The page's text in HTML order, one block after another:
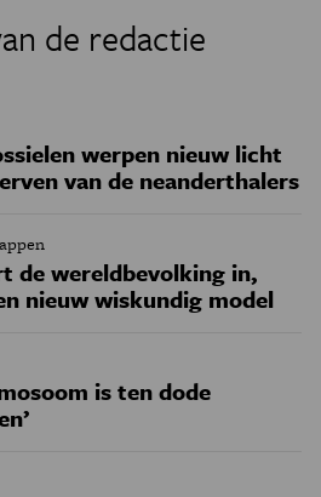
de redactie
werpen nieuw licht
van de neanderthalers
de wereldbevolking in,
nieuw wiskundig model
is ten dode